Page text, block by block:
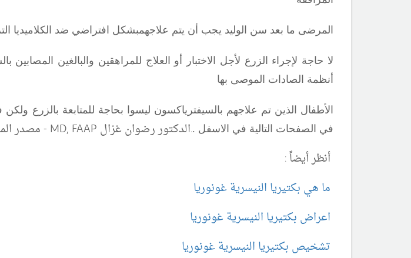
المرضى ما بعد سن الوليد يجب أن يتم علاجهمبشكل افتراضي ضد الكلاميديا
لا حاجة لإجراء الزرع لأجل الاختبار أو العلاج للمراهقين والبالغين
أنظمة الصادات الموصى بها
الأطفال الذين تم علاجهم بالسيفترياكسون ليسوا بحاجة للمتابعة بالزرع
في الصفحات التالية في الاسفل ..الدكتور رضوان غزال MD, FAAP - مصدر
أنظر أيضاً :
ما هي بكتيريا النيسرية غونوريا
اعراض بكتيريا النيسرية غونوريا
تشخيص بكتيريا النيسرية غونوريا